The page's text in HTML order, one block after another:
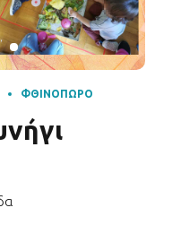
ΦΘΙΝΌΠΩΡΟ